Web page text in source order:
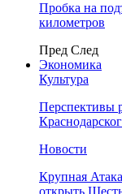
Пробка на
километров
Пред След
Экономика
Культура
Перспективы
Новости
Крупная
открыть